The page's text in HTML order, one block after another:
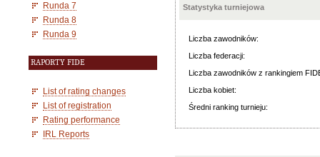
Runda 7
Runda 8
Runda 9
RAPORTY FIDE
List of rating changes
List of registration
Rating performance
IRL Reports
Statystyka turniejowa
Liczba zawodników:
Liczba federacji:
Liczba zawodników z rankingiem
Liczba kobiet:
Średni ranking turnieju: